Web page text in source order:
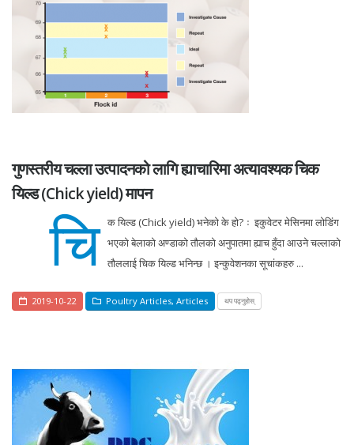
गुणस्तरीय चल्ला उत्पादनको लागि ह्याचारिमा अत्यावश्यक चिक
यिल्ड (Chick yield) मापन
चि क यिल्ड (Chick yield) भनेको के हो? ः इकुवेटर मेसिनमा लोडिंग
भएको बेलाको अण्डाको तौलको अनुपातमा ह्याच हुँदा आउने चल्लाको
तौललाई चिक यिल्ड भनिन्छ । इन्कुवेशनका सूचांकहरु ...
2019-10-22 Poultry Articles, Articles थप पढ्नुहोस्